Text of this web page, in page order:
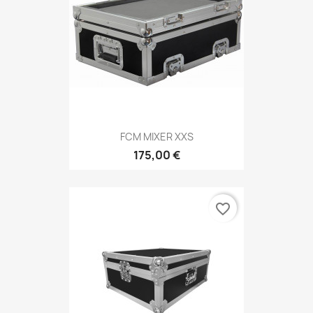
FCM MIXER XXS
175,00 €
favorite_border